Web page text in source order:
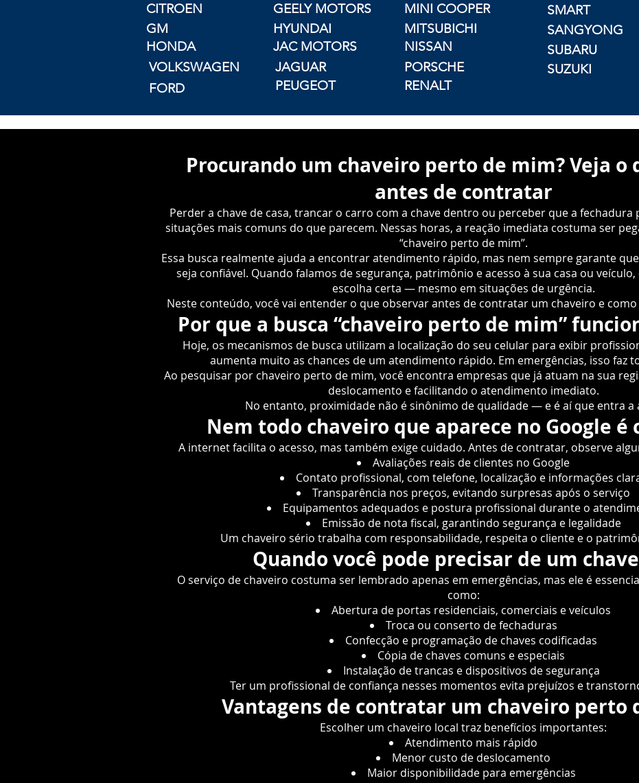
CITROEN
HONDA
GM
VOLKSWAGEN
FORD
PEUGEOT RENALT
JAGUAR
JAC MOTORS
HYUNDAI
GEELY MOTORS
SUZUKI
SUBARU
SANGYONG
SMART
PORSCHE
NISSAN
MITSUBICHI
MINI COOPER
© Copyright
Procurando um chaveiro perto de mim? Veja o
antes de contratar
Perder a chave de casa, trancar o carro com a chave dentro ou perceber que a
situações mais comuns do que parecem. Nessas horas, a reação imediata costuma ser
“chaveiro perto de mim”.
Essa busca realmente ajuda a encontrar atendimento rápido, mas nem sempre garante
seja confiável. Quando falamos de segurança, patrimônio e acesso à sua casa ou
escolha certa — mesmo em situações de urgência.
Neste conteúdo, você vai entender o que observar antes de contratar um chaveiro e
Por que a busca “chaveiro perto de mim”
Hoje, os mecanismos de busca utilizam a localização do seu celular para exibir
aumenta muito as chances de um atendimento rápido. Em emergências, isso faz
Ao pesquisar por chaveiro perto de mim, você encontra empresas que já atuam na sua
deslocamento e facilitando o atendimento imediato.
No entanto, proximidade não é sinônimo de qualidade — e é aí que entra a
Nem todo chaveiro que aparece no Google é
A internet facilita o acesso, mas também exige cuidado. Antes de contratar, observe
Avaliações reais de clientes no Google
Contato profissional, com telefone, localização e informações
Transparência nos preços, evitando surpresas após o serviço
Equipamentos adequados e postura profissional durante o
Emissão de nota fiscal, garantindo segurança e legalidade
Um chaveiro sério trabalha com responsabilidade, respeita o cliente e o
Quando você pode precisar de um
O serviço de chaveiro costuma ser lembrado apenas em emergências, mas ele é
como:
Abertura de portas residenciais, comerciais e veículos
Troca ou conserto de fechaduras
Confecção e programação de chaves codificadas
Cópia de chaves comuns e especiais
Instalação de trancas e dispositivos de segurança
Ter um profissional de confiança nesses momentos evita prejuízos e
Vantagens de contratar um chaveiro perto
Escolher um chaveiro local traz benefícios importantes:
Atendimento mais rápido
Menor custo de deslocamento
Maior disponibilidade para emergências